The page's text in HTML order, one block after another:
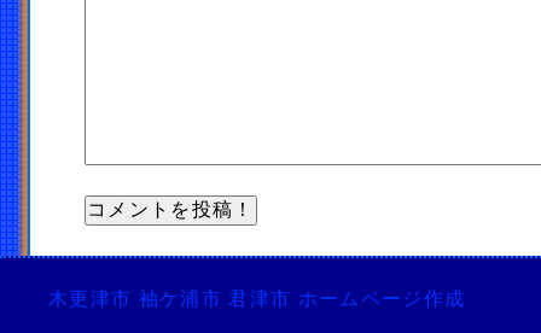
木更津市 袖ケ浦市 君津市 ホームページ作成